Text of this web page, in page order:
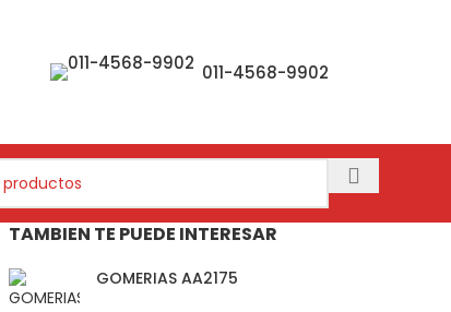
011-4568-9902
TAMBIEN TE PUEDE INTERESAR
GOMERIAS AA2175